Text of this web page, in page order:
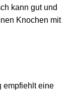
kann gut und
Knochen mit
empfiehlt eine